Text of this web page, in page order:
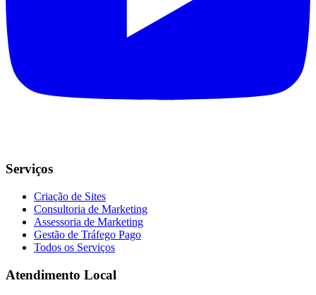
Serviços
Criação de Sites
Consultoria de Marketing
Assessoria de Marketing
Gestão de Tráfego Pago
Todos os Serviços
Atendimento Local